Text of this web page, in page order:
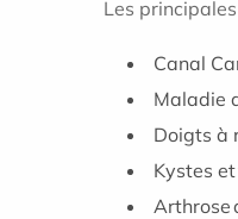
Les
Canal
Maladie
Doigts à
Kystes
Arthrose